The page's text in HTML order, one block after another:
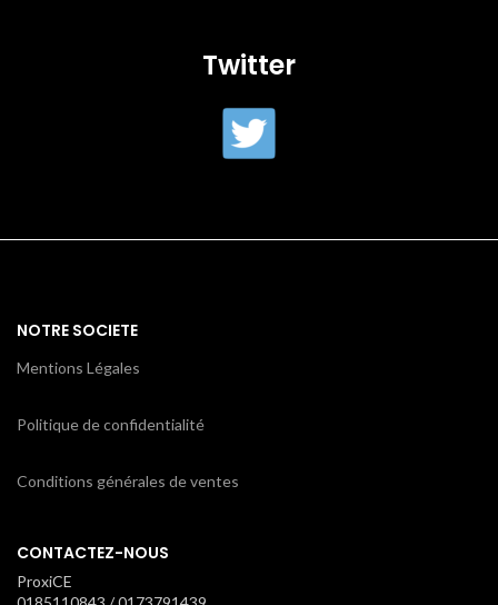
Twitter
NOTRE SOCIETE
Mentions Légales
Politique de confidentialité
Conditions générales de ventes
CONTACTEZ-NOUS
ProxiCE